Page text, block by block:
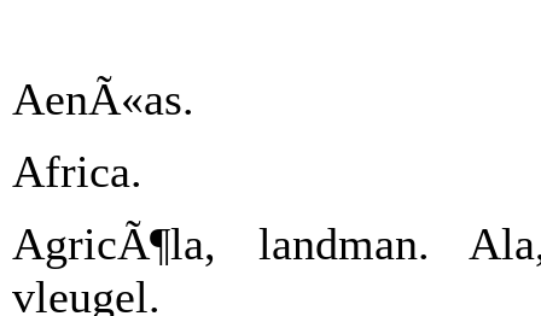
AenÃ«as.
Africa.
AgricÃ¶la, landman.
vleugel.